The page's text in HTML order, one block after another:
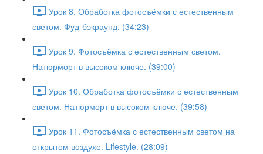
Урок 8. Обработка фотосъёмки с естественным
светом. Фуд-бэкраунд. (34:23)
Урок 9. Фотосъёмка с естественным светом.
Натюрморт в высоком ключе. (39:00)
Урок 10. Обработка фотосъёмки с естественным
светом. Натюрморт в высоком ключе. (39:58)
Урок 11. Фотосъёмка с естественным светом на
открытом воздухе. Lifestyle. (28:09)